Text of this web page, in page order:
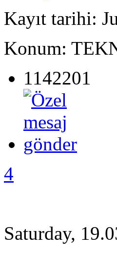
Kayıt tarihi:
Konum:
1142201
4
Saturday,